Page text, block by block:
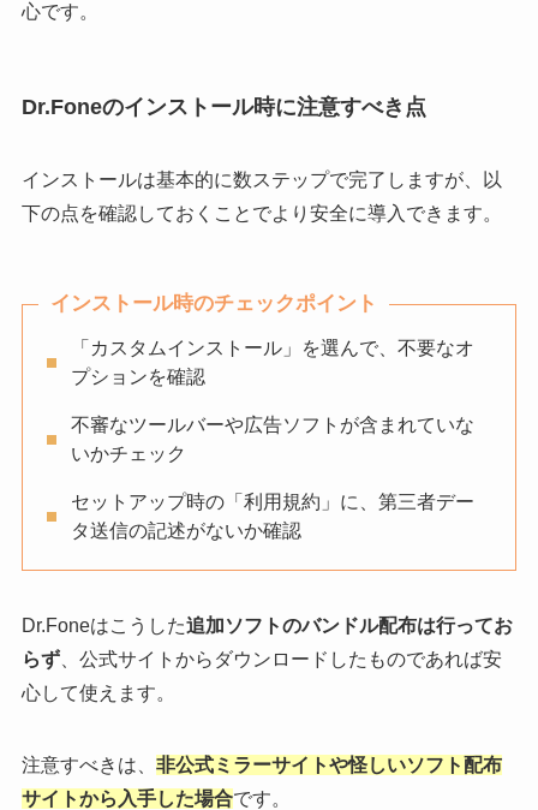
心です。
Dr.Foneのインストール時に注意すべき点
インストールは基本的に数ステップで完了しますが、以
下の点を確認しておくことでより安全に導入できます。
インストール時のチェックポイント
「カスタムインストール」を選んで、不要なオ
プションを確認
不審なツールバーや広告ソフトが含まれていな
いかチェック
セットアップ時の「利用規約」に、第三者デー
タ送信の記述がないか確認
Dr.Foneはこうした追加ソフトのバンドル配布は行ってお
らず、公式サイトからダウンロードしたものであれば安
心して使えます。
注意すべきは、 非公式ミラーサイトや怪しいソフト配布
サイトから入手した場合です。